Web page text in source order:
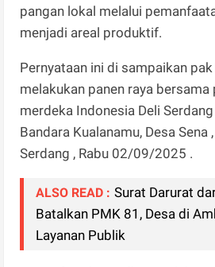
pangan lokal melalui
menjadi areal produktif.
Pernyataan ini di sampaikan
melakukan panen raya bersama
merdeka Indonesia Deli
Bandara Kualanamu, Desa Sena
Serdang , Rabu 02/09/2025 .
ALSO READ : Surat Darurat
Batalkan PMK 81, Desa di
Layanan Publik